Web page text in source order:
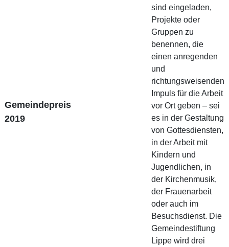
Gemeindepreis
2019
sind eingeladen,
Projekte oder
Gruppen zu
benennen, die
einen anregenden
und
richtungsweisenden
Impuls für die Arbeit
vor Ort geben – sei
es in der Gestaltung
von Gottesdiensten,
in der Arbeit mit
Kindern und
Jugendlichen, in
der Kirchenmusik,
der Frauenarbeit
oder auch im
Besuchsdienst. Die
Gemeindestiftung
Lippe wird drei